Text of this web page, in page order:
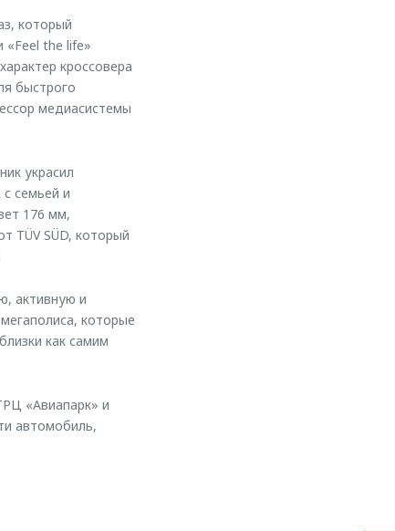
который
«Feel the life»
кроссовера
быстрого
медиасистемы
украсил
семьей и
176 мм,
TÜV SÜD, который
активную и
которые
как самим
«Авиапарк» и
автомобиль,